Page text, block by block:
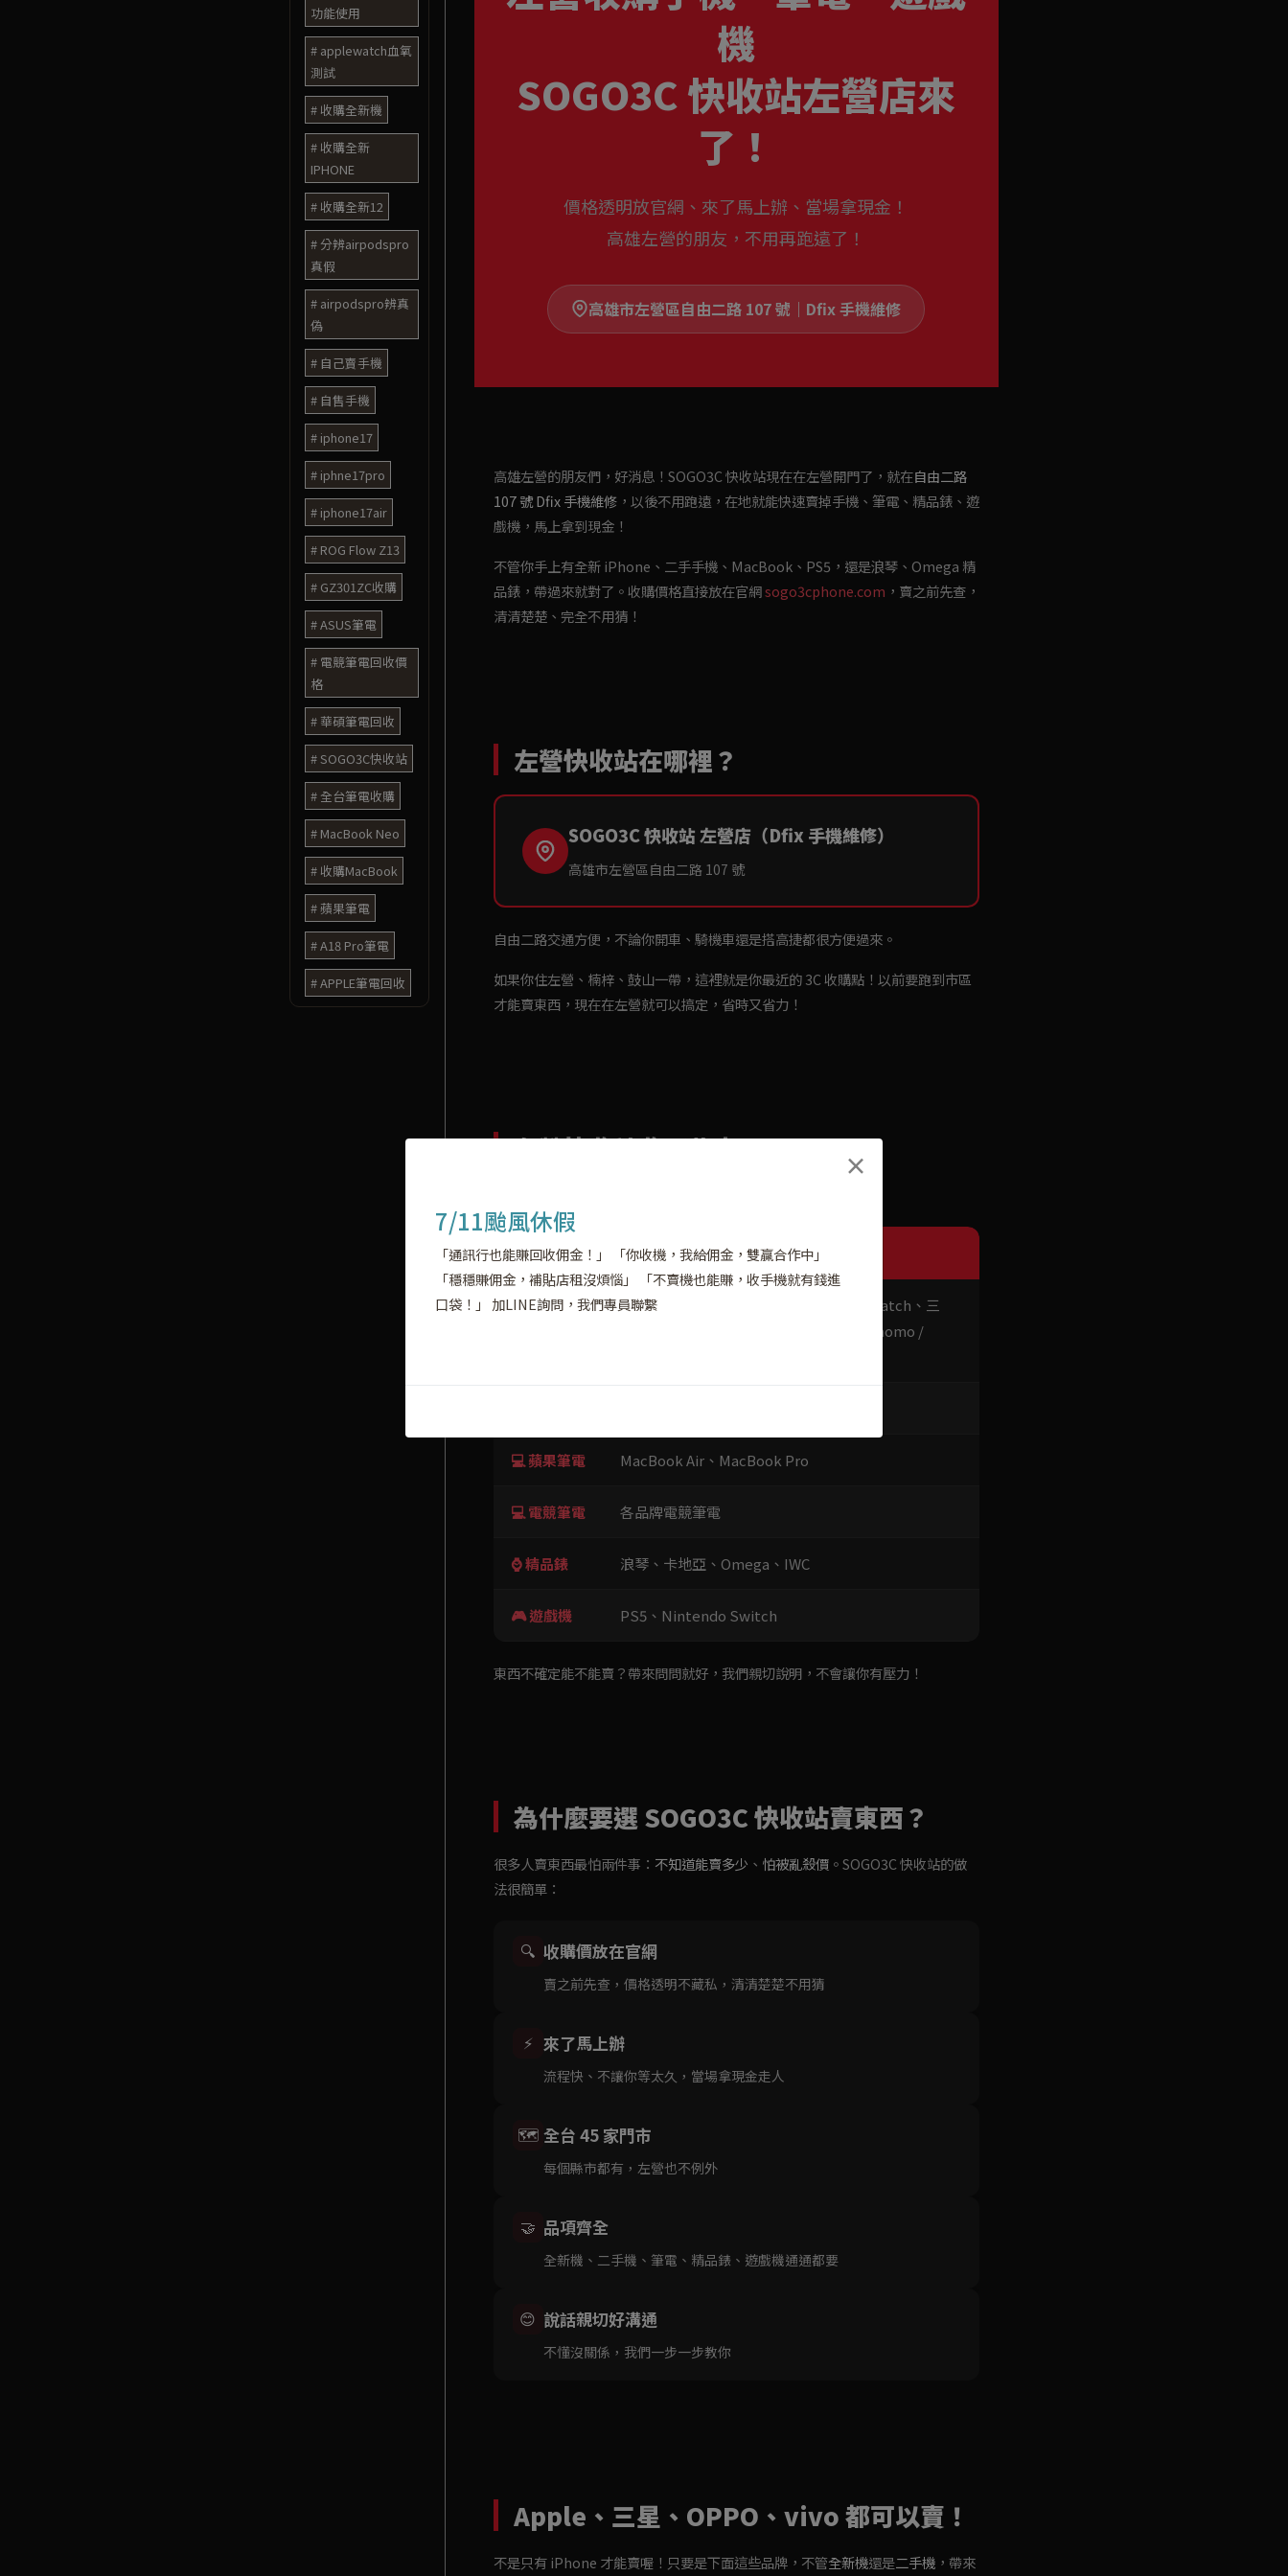
功能使用
applewatch血氧
測試
收購全新機
收購全新
IPHONE
收購全新12
分辨airpodspro
真假
airpodspro辨真
偽
自己賣手機
自售手機
iphone17
iphne17pro
iphone17air
ROG Flow Z13
GZ301ZC收購
ASUS筆電
電競筆電回收價
格
華碩筆電回收
SOGO3C快收站
全台筆電收購
MacBook Neo
收購MacBook
蘋果筆電
A18 Pro筆電
APPLE筆電回收
機
SOGO3C 快收站左營店來
了！
價格透明放官網、來了馬上辦、當場拿現金！
高雄左營的朋友，不用再跑遠了！
高雄市左營區自由二路 107 號｜Dfix 手機維修
高雄左營的朋友們，好消息！SOGO3C 快收站現在在左營開門了，就在自由二路
107 號 Dfix 手機維修，以後不用跑遠，在地就能快速賣掉手機、筆電、精品錶、遊
戲機，馬上拿到現金！
不管你手上有全新 iPhone、二手手機、MacBook、PS5，還是浪琴、Omega 精
品錶，帶過來就對了。收購價格直接放在官網sogo3cphone.com ，賣之前先查，
清清楚楚、完全不用猜！
左營快收站在哪裡？
SOGO3C 快收站 左營店（Dfix 手機維修）
高雄市左營區自由二路 107 號
自由二路交通方便，不論你開車、騎機車還是搭高捷都很方便過來。
如果你住左營、楠梓、鼓山一帶，這裡就是你最近的 3C 收購點！以前要跑到市區
才能賣東西，現在在左營就可以搞定，省時又省力！
左營快收站收哪些東西？
分類 收購品項
📱 全新手機
iPhone 17、iPhone 16、iPad、Apple Watch、三
星、OPPO、vivo、ASUS、續約手機、momo /
💻 蘋果筆電 MacBook Air、MacBook Pro
💻 電競筆電 各品牌電競筆電
⌚ 精品錶 浪琴、卡地亞、Omega、IWC
🎮 遊戲機 PS5、Nintendo Switch
東西不確定能不能賣？帶來問問就好，我們親切說明，不會讓你有壓力！
為什麼要選 SOGO3C 快收站賣東西？
很多人賣東西最怕兩件事： 不知道能賣多少 、 怕被亂殺價。SOGO3C 快收站的做
法很簡單：
🔍 收購價放在官網
賣之前先查，價格透明不藏私，清清楚楚不用猜
⚡ 來了馬上辦
流程快、不讓你等太久，當場拿現金走人
🗺️ 全台 45 家門市
每個縣市都有，左營也不例外
🤝 品項齊全
全新機、二手機、筆電、精品錶、遊戲機通通都要
😊 說話親切好溝通
不懂沒關係，我們一步一步教你
Apple、三星、OPPO、vivo 都可以賣！
不是只有 iPhone 才能賣喔！只要是下面這些品牌，不管全新機還是二手機，帶來
×
7/11颱風休假
「通訊行也能賺回收佣金！」 「你收機，我給佣金，雙贏合作中」
「穩穩賺佣金，補貼店租沒煩惱」 「不賣機也能賺，收手機就有錢進
口袋！」 加LINE詢問，我們專員聯繫